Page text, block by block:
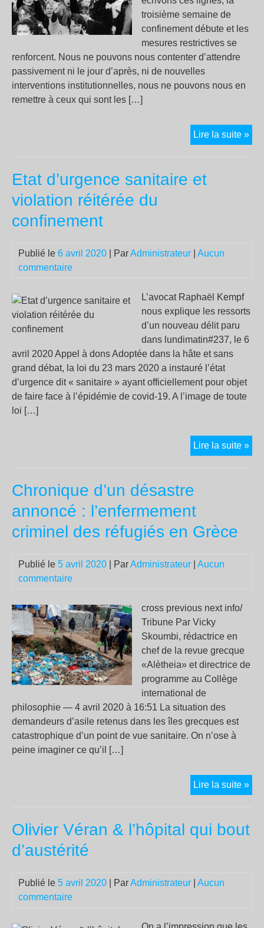
troisième semaine de
confinement débute et les
mesures restrictives se
renforcent. Nous ne pouvons nous contenter d’attendre
passivement ni le jour d’après, ni de nouvelles
interventions institutionnelles, nous ne pouvons nous en
remettre à ceux qui sont les […]
Lire la suite »
le
Etat d’urgence sanitaire et
violation réitérée du
confinement
Publié le 6 avril 2020 | ParAdministrateur
Aucun
commentaire
L’avocat Raphaël Kempf
nous explique les ressorts
d’un nouveau délit paru
dans lundimatin#237, le 6
avril 2020 Appel à dons Adoptée dans la hâte et sans
grand débat, la loi du 23 mars 2020 a instauré l’état
d’urgence dit « sanitaire » ayant officiellement pour objet
de faire face à l’épidémie de covid-19. A l’image de toute
loi […]
Lire la suite »
Chronique d’un désastre
annoncé : l’enfermement
criminel des réfugiés en Grèce
Publié le 5 avril 2020 | ParAdministrateur
Aucun
commentaire
cross previous next info/
Tribune Par Vicky
Skoumbi, rédactrice en
chef de la revue grecque
«Alètheia» et directrice de
programme au Collège
international de
philosophie — 4 avril 2020 à 16:51 La situation des
demandeurs d’asile retenus dans les îles grecques est
catastrophique d’un point de vue sanitaire. On n’ose à
peine imaginer ce qu’il […]
Lire la suite »
Olivier Véran & l’hôpital qui bout
d’austérité
Publié le 5 avril 2020 | ParAdministrateur
Aucun
commentaire